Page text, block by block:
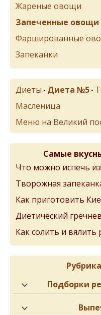
Жареные овощи
Запеченные овощи
Фаршированные
Запеканки
Диеты • Диета №5 •
Масленица
Меню на Великий
Самые
Что можно испечь
Творожная
Как приготовить
Диетический
Как солить и вялить
Подборки